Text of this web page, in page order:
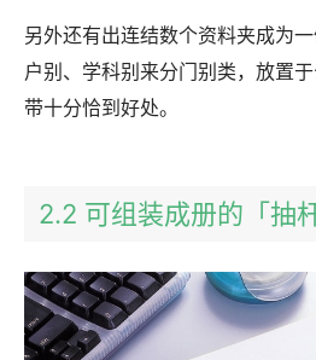
另外还有出连结数个资料夹成为
户别、学科别来分门别类，放置
带十分恰到好处。
2.2 可组装成册的「抽